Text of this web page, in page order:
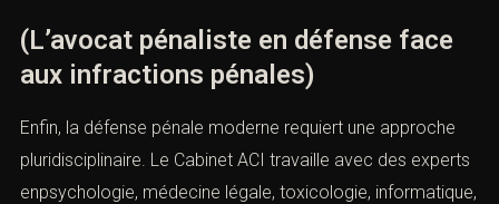
(L’avocat pénaliste en défense face
aux infractions pénales)
Enfin, la défense pénale moderne requiert une approche
pluridisciplinaire. Le Cabinet ACI travaille avec des experts
enpsychologie, médecine légale, toxicologie, informatique,